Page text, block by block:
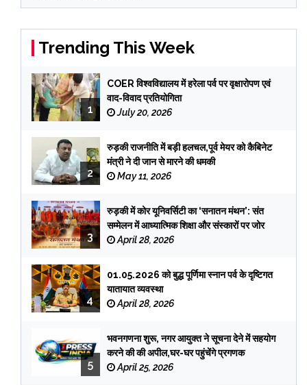
Trending This Week
1
COER विश्वविद्यालय में हरेला पर्व पर वृक्षारोपण एवं
वाद-विवाद प्रतियोगिता
July 20, 2026
2
रुड़की राजनीति में बड़ी हलचल,पूर्व मेयर को कैबिनेट
मंत्री ने दी जान से मारने की धमकी
May 11, 2026
3
रुड़की में कोर यूनिवर्सिटी का ‘सनातन मंथन’: संत
सम्मेलन में आध्यात्मिक शिक्षा और संस्कारों पर जोर
April 28, 2026
4
01.05.2026 को बुद्ध पूर्णिमा स्नान पर्व के दृष्टिगत
यातायात व्यवस्था
April 28, 2026
5
भवनगणना शुरू, नगर आयुक्त ने सूचना देने में सहयोग
करने की की अपील,घर-घर पहुंचेंगे प्रगणक
April 25, 2026